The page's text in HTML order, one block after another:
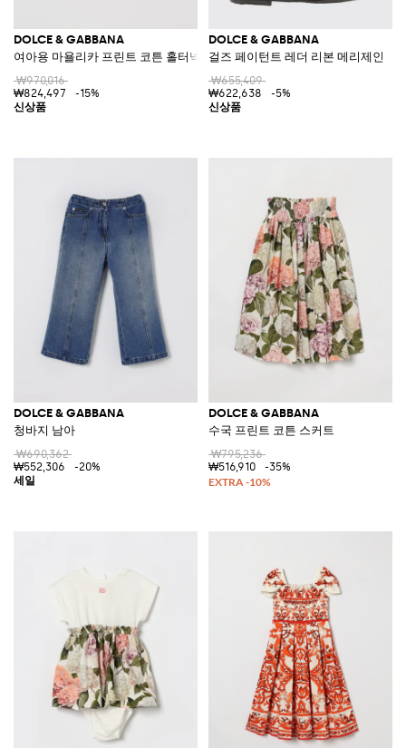
DOLCE & GABBANA
여아용 마욜리카 프린트 코튼 홀터넥 점프수트
₩970,016
₩824,497
-15%
DOLCE & GABBANA
걸즈 페이턴트 레더 리본 메리제인
₩655,409
₩622,638
-5%
DOLCE & GABBANA
청바지 남아
₩690,362
₩552,306
-20%
DOLCE & GABBANA
수국 프린트 코튼 스커트
₩795,236
₩516,910
-35%